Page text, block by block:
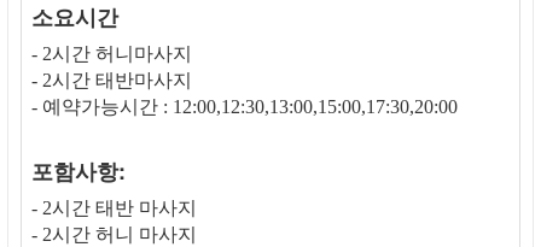
소요시간
- 2시간 허니마사지
- 2시간 태반마사지
- 예약가능시간 : 12:00,12:30,13:00,15:00,17:30,20:00
포함사항:
- 2시간 태반 마사지
- 2시간 허니 마사지